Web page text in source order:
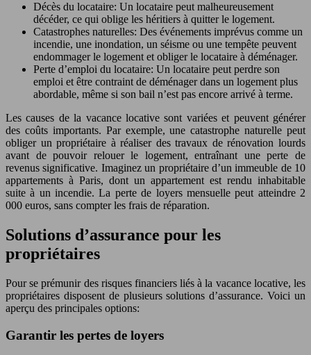
Décès du locataire: Un locataire peut malheureusement
décéder, ce qui oblige les héritiers à quitter le logement.
Catastrophes naturelles: Des événements imprévus comme un
incendie, une inondation, un séisme ou une tempête peuvent
endommager le logement et obliger le locataire à déménager.
Perte d’emploi du locataire: Un locataire peut perdre son
emploi et être contraint de déménager dans un logement plus
abordable, même si son bail n’est pas encore arrivé à terme.
Les causes de la vacance locative sont variées et peuvent générer
des coûts importants. Par exemple, une catastrophe naturelle peut
obliger un propriétaire à réaliser des travaux de rénovation lourds
avant de pouvoir relouer le logement, entraînant une perte de
revenus significative. Imaginez un propriétaire d’un immeuble de 10
appartements à Paris, dont un appartement est rendu inhabitable
suite à un incendie. La perte de loyers mensuelle peut atteindre 2
000 euros, sans compter les frais de réparation.
Solutions d’assurance pour les
propriétaires
Pour se prémunir des risques financiers liés à la vacance locative, les
propriétaires disposent de plusieurs solutions d’assurance. Voici un
aperçu des principales options:
Garantir les pertes de loyers